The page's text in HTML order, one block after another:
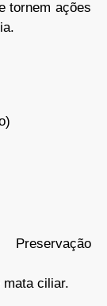
tornem ações
ciliar.